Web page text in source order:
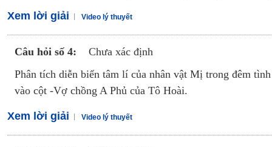
Xem lời giải Video lý thuyết
Câu hỏi số 4:
Chưa xác định
Phân tích diễn biến tâm lí của nhân vật Mị trong đêm
vào cột -Vợ chồng A Phủ của Tô Hoài.
Xem lời giải Video lý thuyết